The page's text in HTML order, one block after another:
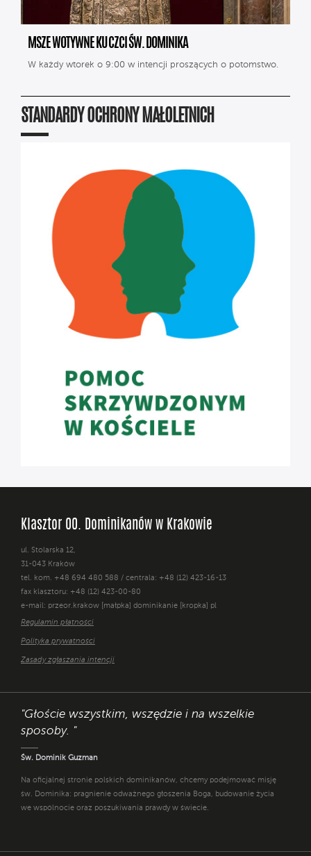
MSZE WOTYWNE KU CZCI ŚW. DOMINIKA
W każdy wtorek o 9:00 w intencji proszących o potomstwo.
STANDARDY OCHRONY MAŁOLETNICH
Klasztor OO. Dominikanów w Krakowie
ul. Stolarska 12,
31-043 Kraków
tel. kom. +48 694 480 588 / centrala: +48 (12) 423-16-13
fax klasztoru: +48 (12) 423-00-80
e-mail: przeor.krakow [małpka] dominikanie [kropka] pl
Regulamin płatności
Polityka prywatności
Zasady zgłaszania intencji
"Głoście wszystkim, wszędzie i na wszelkie
sposoby. "
Św. Dominik Guzman
Na oficjalnej stronie polskich dominikanów, chcemy podejmować misję
św. Dominika: pragnienie odważnego głoszenia Boga, budowanie życia
we wspólnocie oraz poszukiwania prawdy w świecie.